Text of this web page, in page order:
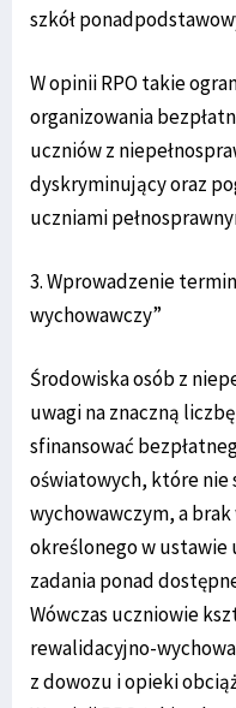
szkół
W opinii RPO takie
organizowania
uczniów z
dyskryminujący oraz
uczniami
3. Wprowadzenie
wychowawczy”
Środowiska osób z
uwagi na znaczną
sfinansować
oświatowych, które nie
wychowawczym, a
określonego w ustawie
zadania ponad
Wówczas uczniowie
rewalidacyjno-
z dowozu i opieki